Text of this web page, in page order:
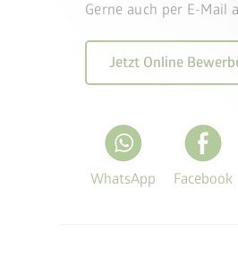
Gerne auch per E-Mail
Jetzt Online
WhatsApp Facebook